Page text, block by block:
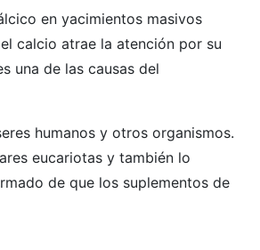
en yacimientos masivos
calcio atrae la atención por su
una de las causas del
humanos y otros organismos.
eucariotas y también lo
de que los suplementos de